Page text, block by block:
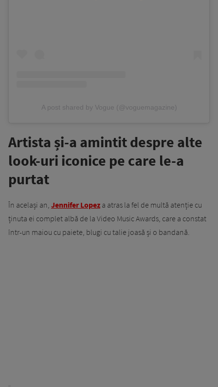
A post shared by Vogue (@voguemagazine)
Artista și-a amintit despre alte
look-uri iconice pe care le-a
purtat
În același an, Jennifer Lopez a atras la fel de multă atenție cu
ținuta ei complet albă de la Video Music Awards, care a constat
într-un maiou cu paiete, blugi cu talie joasă și o bandană.